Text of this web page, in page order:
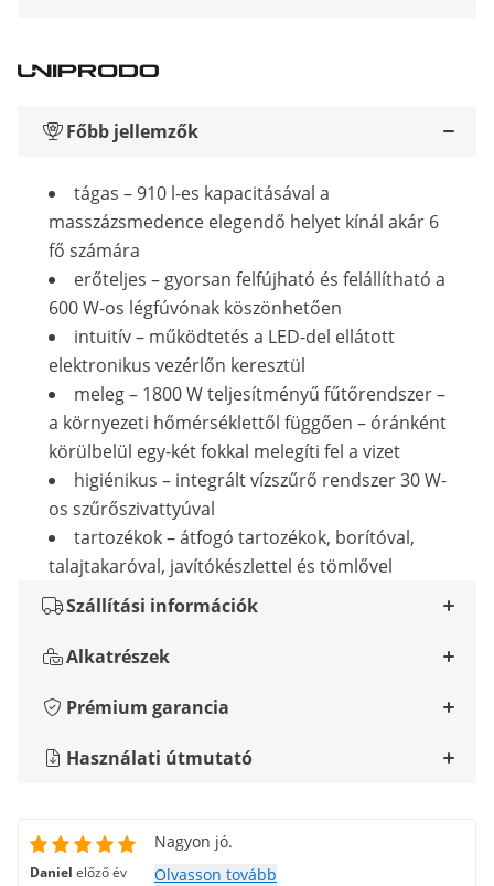
Főbb jellemzők
tágas – 910 l-es kapacitásával a
masszázsmedence elegendő helyet kínál akár 6
fő számára
erőteljes – gyorsan felfújható és felállítható a
600 W-os légfúvónak köszönhetően
intuitív – működtetés a LED-del ellátott
elektronikus vezérlőn keresztül
meleg – 1800 W teljesítményű fűtőrendszer –
a környezeti hőmérséklettől függően – óránként
körülbelül egy-két fokkal melegíti fel a vizet
higiénikus – integrált vízszűrő rendszer 30 W-
os szűrőszivattyúval
tartozékok – átfogó tartozékok, borítóval,
talajtakaróval, javítókészlettel és tömlővel
Szállítási információk
Alkatrészek
Prémium garancia
Használati útmutató
Daniel előző év
Nagyon jó.
Olvasson tovább